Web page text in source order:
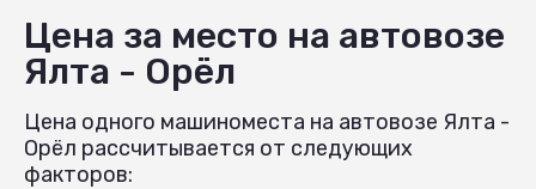
Цена за место на автовозе
Ялта - Орёл
Цена одного машиноместа на автовозе Ялта -
Орёл рассчитывается от следующих
факторов: